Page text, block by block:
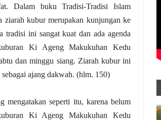
Dalam buku Tradisi-Tradisi Islam
ziarah kubur merupakan kunjungan ke
ini sangat kuat dan ada agenda
Ki Ageng Makukuhan Kedu
dan minggu siang. Ziarah kubur ini
ajang dakwah. (hlm. 150)
mengatakan seperti itu, karena belum
Ki Ageng Makukuhan Kedu